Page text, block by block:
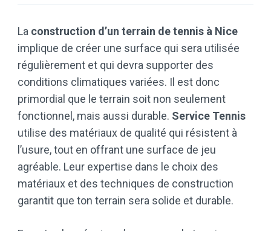
La construction d’un terrain de tennis à Nice
implique de créer une surface qui sera utilisée
régulièrement et qui devra supporter des
conditions climatiques variées. Il est donc
primordial que le terrain soit non seulement
fonctionnel, mais aussi durable. Service Tennis
utilise des matériaux de qualité qui résistent à
l’usure, tout en offrant une surface de jeu
agréable. Leur expertise dans le choix des
matériaux et des techniques de construction
garantit que ton terrain sera solide et durable.